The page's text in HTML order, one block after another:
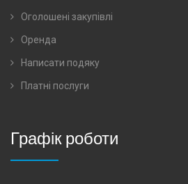
Оголошені закупівлі
Оренда
Написати подяку
Платні послуги
Графік роботи